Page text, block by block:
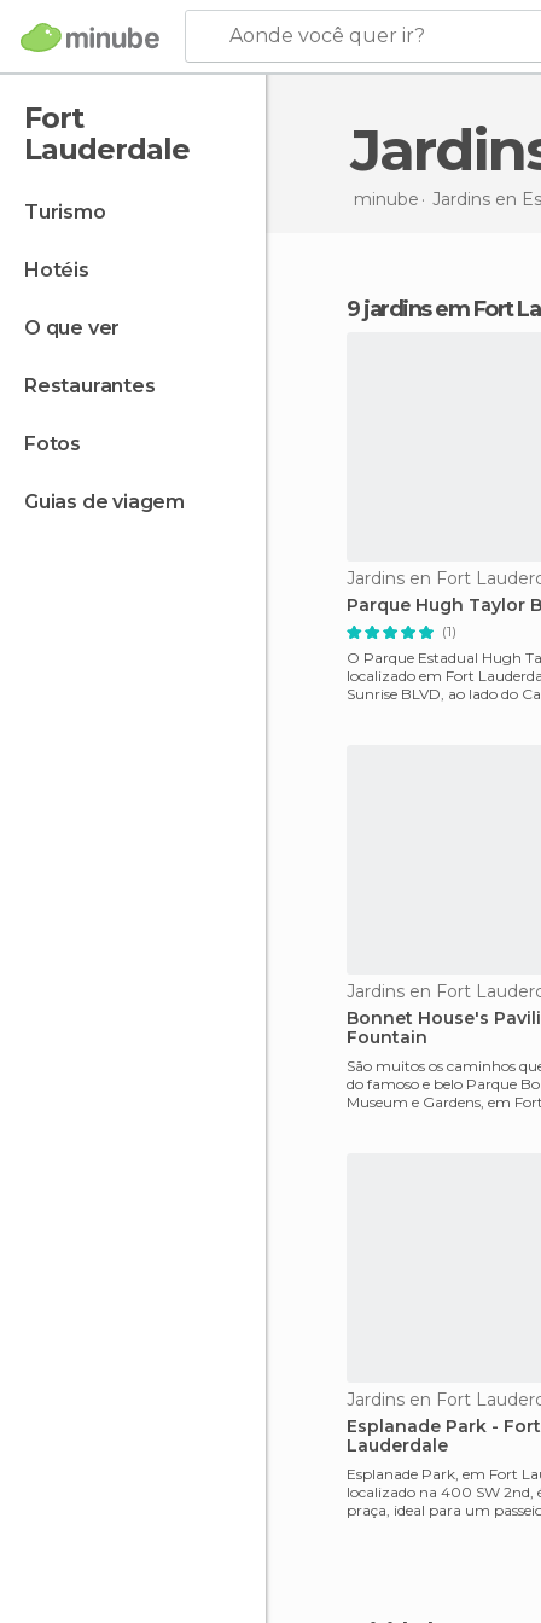
Aonde você quer ir?
Fort
Lauderdale
turismo
hotéis
o que ver
restaurantes
fotos
guias de viagem
minube Jardins en
9 jardins em Fort
Jardins en Fort
Parque Hugh Taylor
(1)
O Parque Estadual Hugh
localizado em Fort
Sunrise BLVD, ao lado do
Jardins en Fort
Bonnet House's
Fountain
São muitos os caminhos
do famoso e belo Parque
Museum e Gardens, em
Jardins en Fort
Esplanade Park - Fort
Lauderdale
Esplanade Park, em Fort
localizado na 400 SW 2nd,
praça, ideal para um